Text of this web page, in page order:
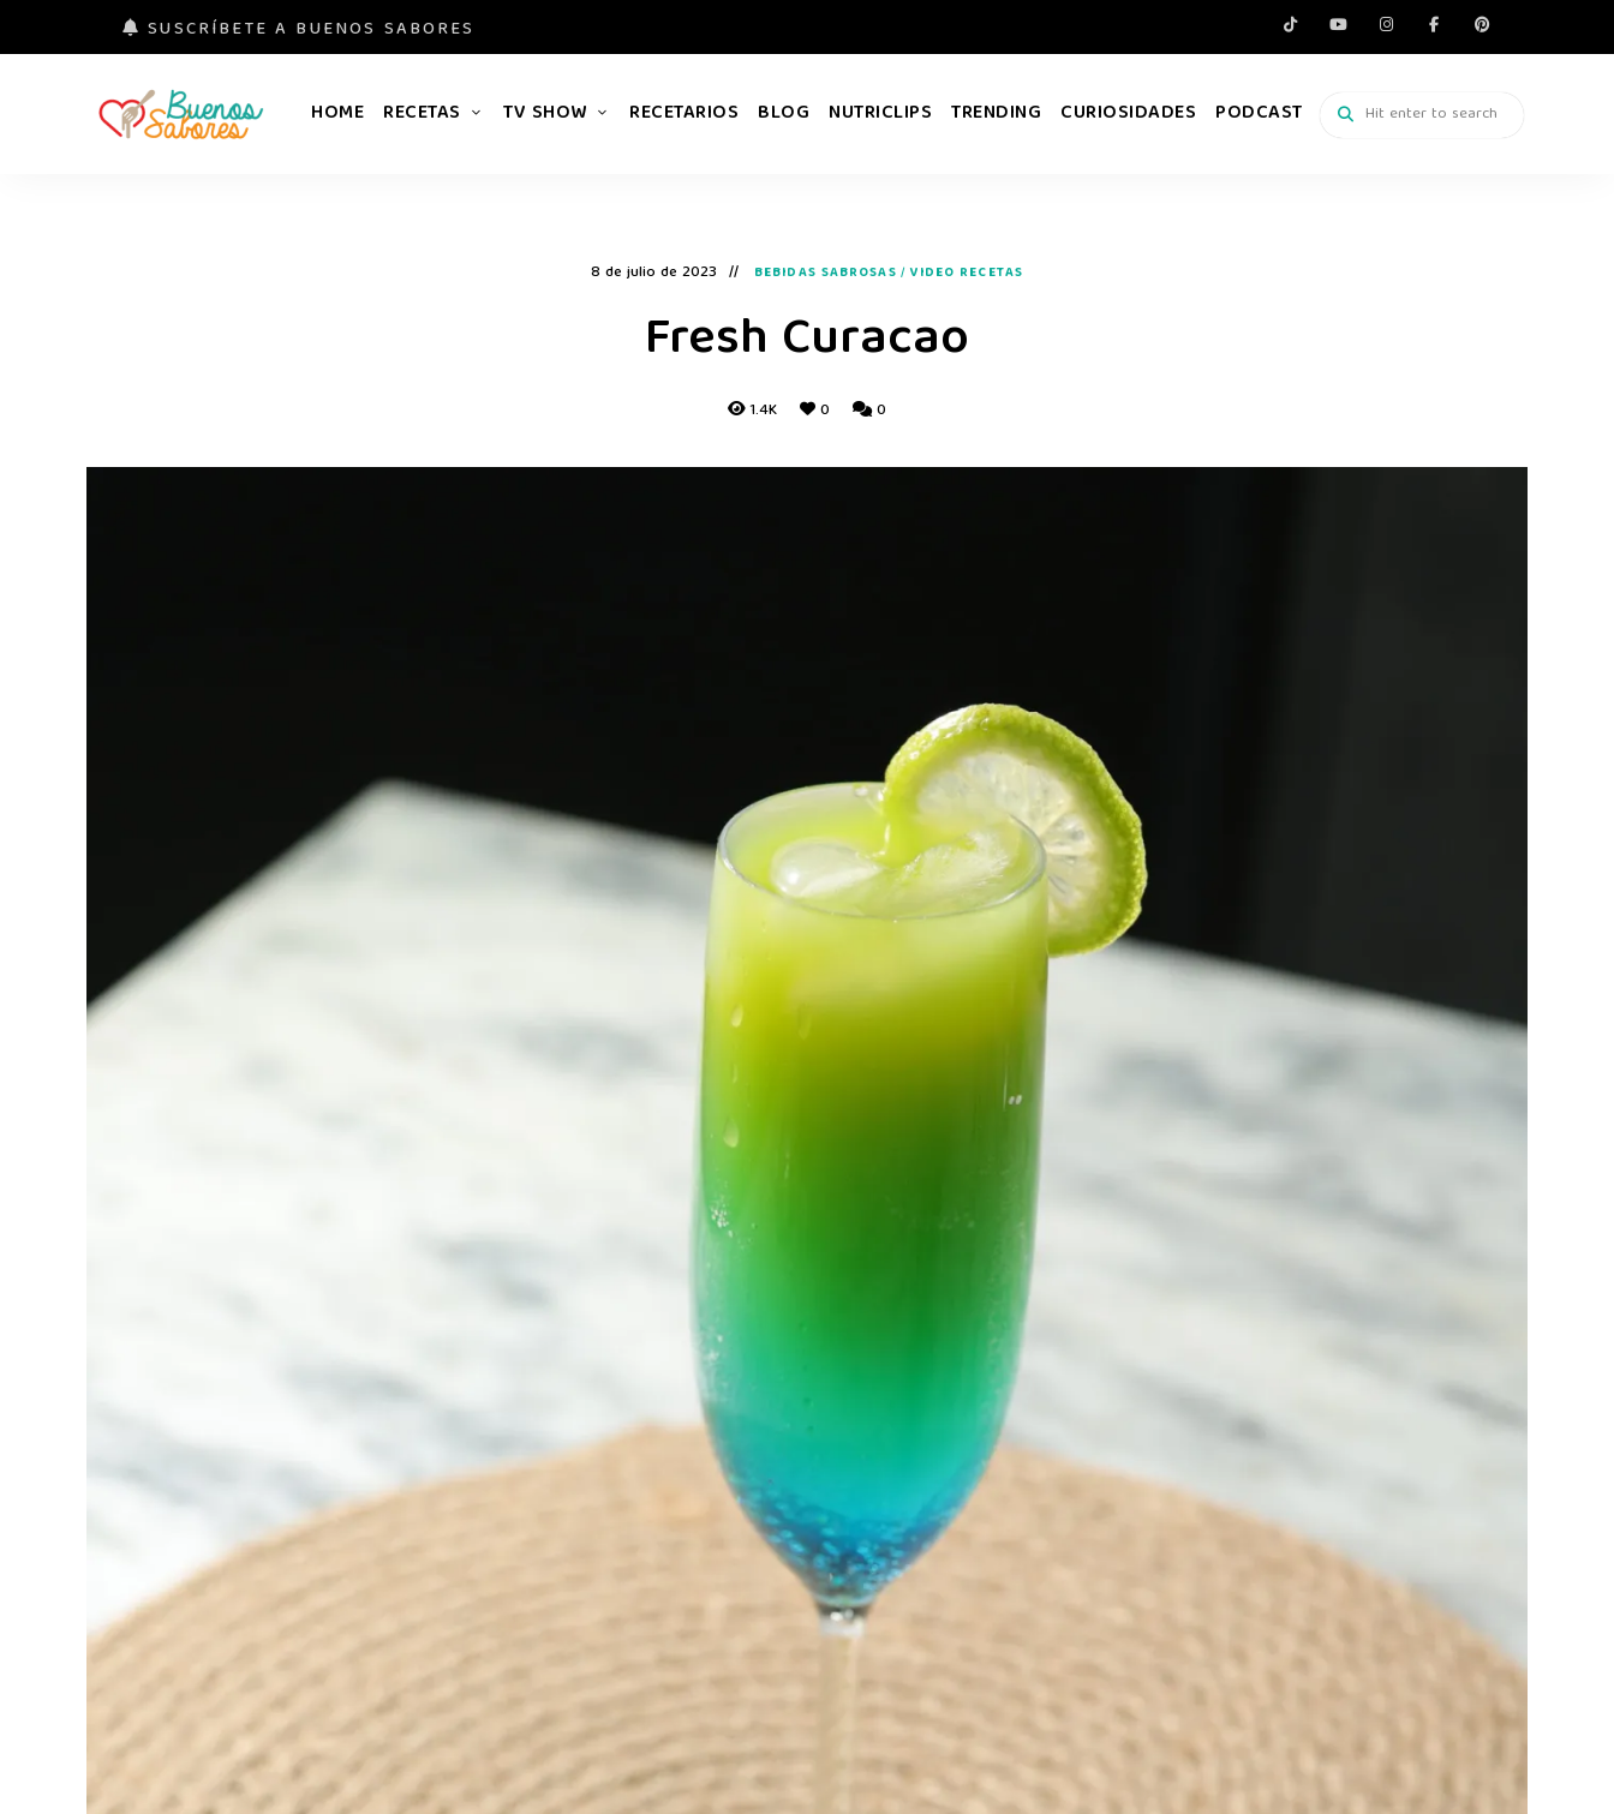
SUSCRÍBETE A BUENOS SABORES
HOME RECETAS TV SHOW RECETARIOS BLOG NUTRICLIPS TRENDING CURIOSIDADES PODCAST
8 de julio de 2023 BEBIDAS SABROSAS /VIDEO RECETAS
Fresh Curacao
1.4K 0 0